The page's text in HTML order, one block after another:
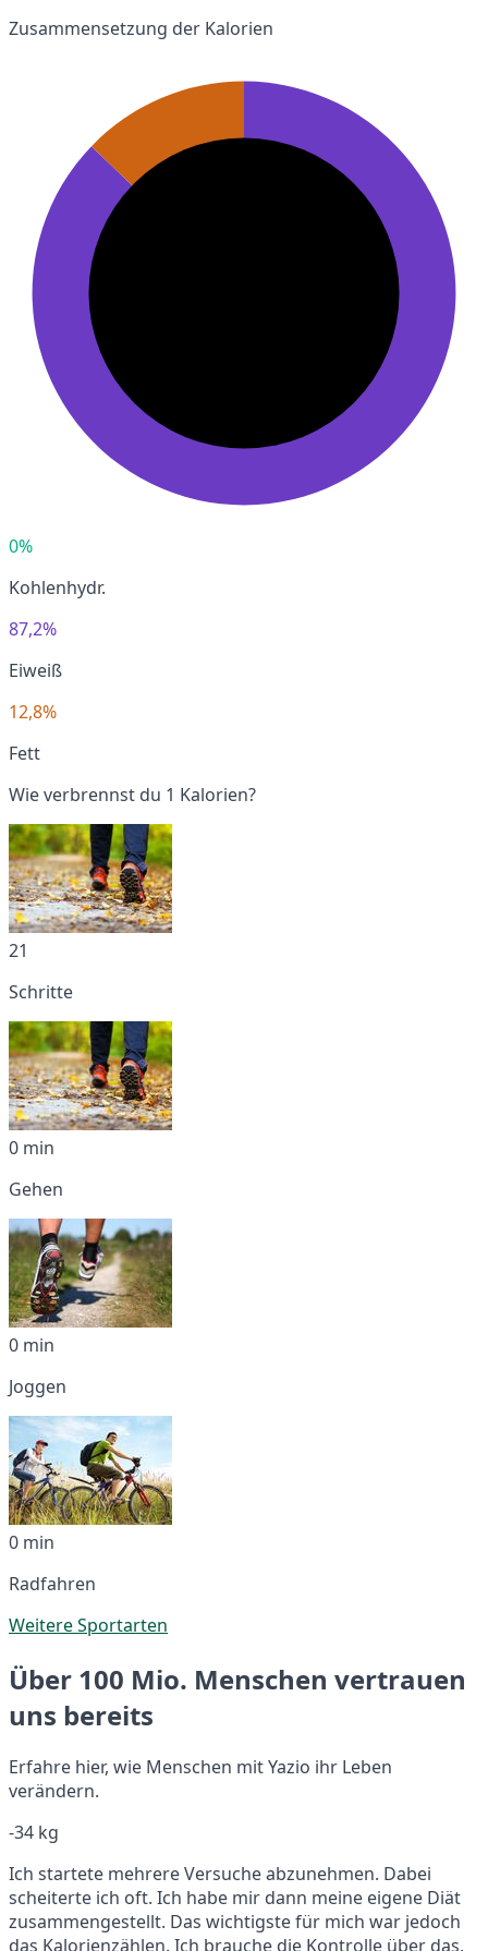
Zusammensetzung der Kalorien
0%
Kohlenhydr.
87,2%
Eiweiß
12,8%
Fett
Wie verbrennst du 1 Kalorien?
21
Schritte
0 min
Gehen
0 min
Joggen
0 min
Radfahren
Weitere Sportarten
Über 100 Mio. Menschen vertrauen
uns bereits
Erfahre hier, wie Menschen mit Yazio ihr Leben
verändern.
-34 kg
Ich startete mehrere Versuche abzunehmen. Dabei
scheiterte ich oft. Ich habe mir dann meine eigene Diät
zusammengestellt. Das wichtigste für mich war jedoch
das Kalorienzählen. Ich brauche die Kontrolle über das,